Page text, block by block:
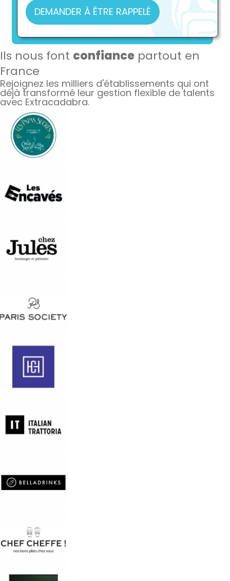
DEMANDER À ÊTRE RAPPELÉ
Ils nous font confiance partout en
France
Rejoignez les milliers d'établissements qui ont
déjà transformé leur gestion flexible de talents
avec Extracadabra.